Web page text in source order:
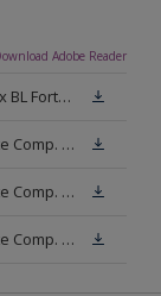
Adobe Reader
Technisch informatieblad Sikkens Redox BL Forte (PDF)
Veiligheidsinformatieblad Redox BL Forte Comp. B (MSDS)
Veiligheidsinformatieblad Redox BL Forte Comp. -A W05 (MSDS)
Veiligheidsinformatieblad Redox BL Forte Comp. -A N00 (MSDS)